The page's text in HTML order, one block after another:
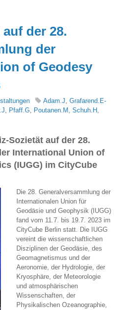
der 28.
der
of Geodesy
Adam.J ,Grafarend.E-
Pfaff.G Poutanen.M ,Schuh.H
Sozietät auf der 28.
International Union of
(IUGG) im CityCube
Die 28. Generalversammlung der
Internationalen Union für
Geodäsie und Geophysik (IUGG)
fand vom 11.7. bis 19.7. 2023 im
CityCube Berlin statt. Die IUGG
vereint die wissenschaftlichen
Disziplinen der Geodäsie, des
Geomagnetismus und der
Aeronomie, der Hydrologie, der
Kryosphäre, der Meteorologie
und atmosphärischen
Wissenschaften, der
Physikalischen Ozeanographie,